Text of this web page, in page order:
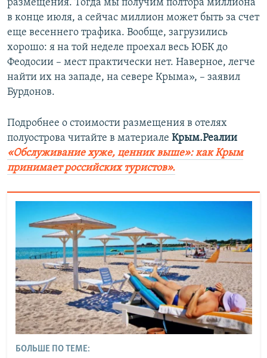
размещения. Тогда мы получим полтора миллиона
в конце июля, а сейчас миллион может быть за счет
еще весеннего трафика. Вообще, загрузились
хорошо: я на той неделе проехал весь ЮБК до
Феодосии – мест практически нет. Наверное, легче
найти их на западе, на севере Крыма», – заявил
Бурдонов.
Подробнее о стоимости размещения в отелях
полуострова читайте в материале Крым.Реалии
«Обслуживание хуже, ценник выше»: как Крым
принимает российских туристов».
БОЛЬШЕ ПО ТЕМЕ: